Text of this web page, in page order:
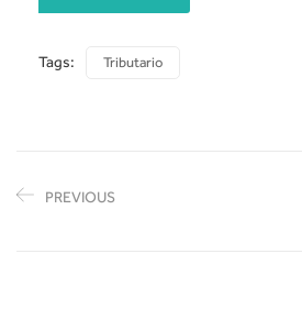
Tags: Tributario
PREVIOUS